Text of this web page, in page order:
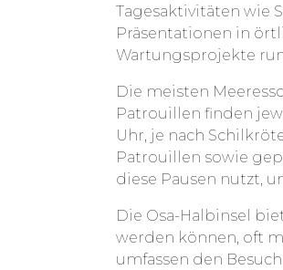
Tagesaktivitäten wie
Präsentationen in
Wartungsprojekte
Die meisten
Patrouillen finden
Uhr, je nach
Patrouillen sowie
diese Pausen nutzt,
Die Osa-Halbinsel
werden können, oft
umfassen den